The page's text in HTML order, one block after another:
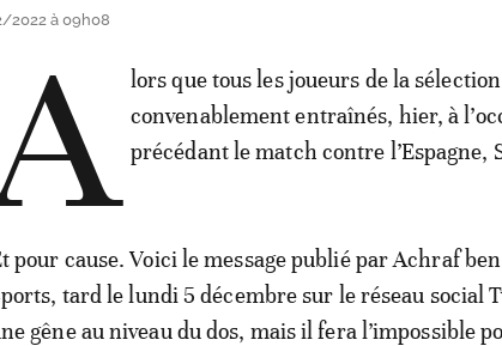
2022 à 09h08
lors que tous les joueurs de la
convenablement entraînés, hier, à
précédant le match contre l’Espagne,
pour cause. Voici le message publié par Achraf
tard le lundi 5 décembre sur le réseau social
gêne au niveau du dos, mais il fera l’impossible